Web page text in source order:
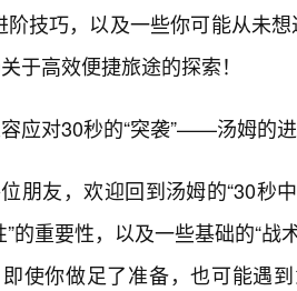
阶技巧，以及一些你可能从未
于高效便捷旅途的探索！
应对30秒的“突袭”——汤姆的
朋友，欢迎回到汤姆的“30秒
”的重要性，以及一些基础的“
使你做足了准备，也可能遇